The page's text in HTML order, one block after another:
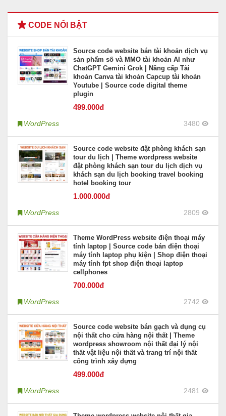
CODE NỔI BẬT
Source code website bán tài khoản dịch vụ
sản phẩm số và MMO tài khoản AI như
ChatGPT Gemini Grok | Nâng cấp Tài
khoản Canva tài khoản Capcup tài khoản
Youtube | Source code digital theme
plugin
499.000đ
WordPress 3480
Source code website đặt phòng khách sạn
tour du lịch | Theme wordpress website
đặt phòng khách sạn tour du lịch dịch vụ
khách sạn du lịch booking travel booking
hotel booking tour
1.000.000đ
WordPress 2809
Theme WordPress website điện thoại máy
tính laptop | Source code bán điện thoại
máy tính laptop phụ kiện | Shop điện thoại
máy tính fpt shop điện thoại laptop
cellphones
700.000đ
WordPress 2742
Source code website bán gạch và dụng cụ
nội thất cho cửa hàng nội thất | Theme
wordpress showroom nội thất đại lý nội
thất vật liệu nội thất và trang trí nội thất
công trình xây dựng
499.000đ
WordPress 2481